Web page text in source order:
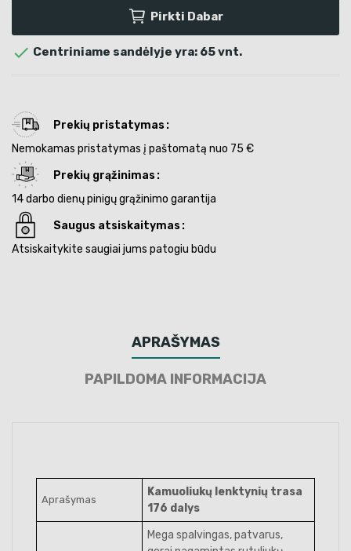
Pirkti Dabar
 Centriniame sandėlyje yra: 65 vnt.
Prekių pristatymas
Nemokamas pristatymas į paštomatą nuo 75 €
Prekių grąžinimas
14 darbo dienų pinigų grąžinimo garantija
Saugus atsiskaitymas
Atsiskaitykite saugiai jums patogiu būdu
APRAŠYMAS
PAPILDOMA INFORMACIJA
Aprašymas
Kamuoliukų lenktynių trasa
176 dalys
Mega spalvingas, patvarus,